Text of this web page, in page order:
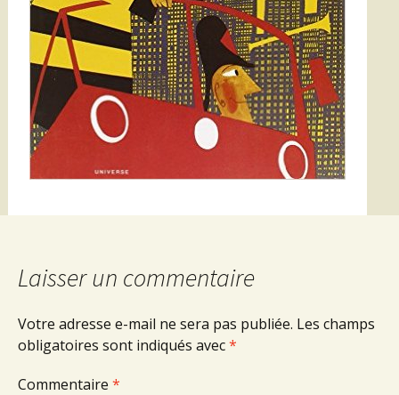
Laisser un commentaire
Votre adresse e-mail ne sera pas publiée. Les champs
obligatoires sont indiqués avec*
Commentaire *